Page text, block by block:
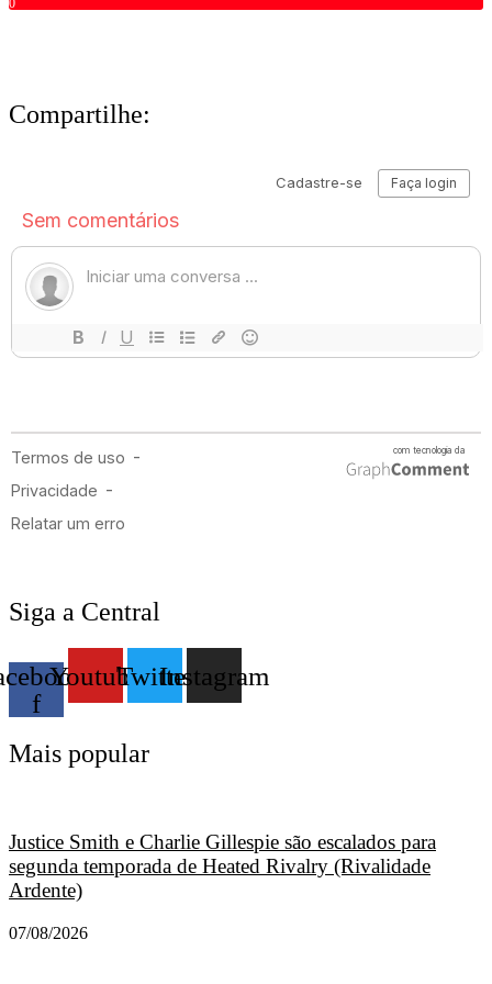
0
Compartilhe:
Siga a Central
f
YoutubeTwitterInstagram
Mais popular
Justice Smith e Charlie Gillespie são escalados para
segunda temporada de Heated Rivalry (Rivalidade
Ardente)
07/08/2026